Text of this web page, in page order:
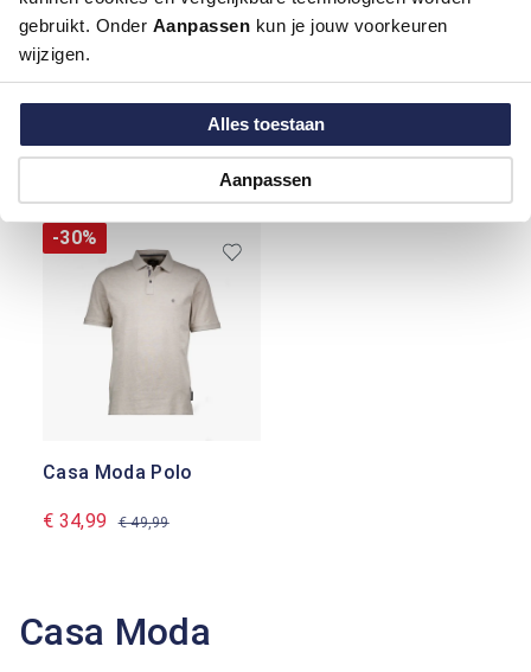
gebruikt. Onder Aanpassen kun je jouw voorkeuren
wijzigen.
Alles toestaan
Aanpassen
Casa Moda Polo Casa Moda Polo
€ 41,99
-30%
Casa Moda Polo
€ 34,99 € 49,99
Casa Moda